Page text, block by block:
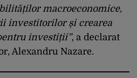
macroeconomice,
investitorilor și crearea
investiții”, a declarat
Alexandru Nazare.